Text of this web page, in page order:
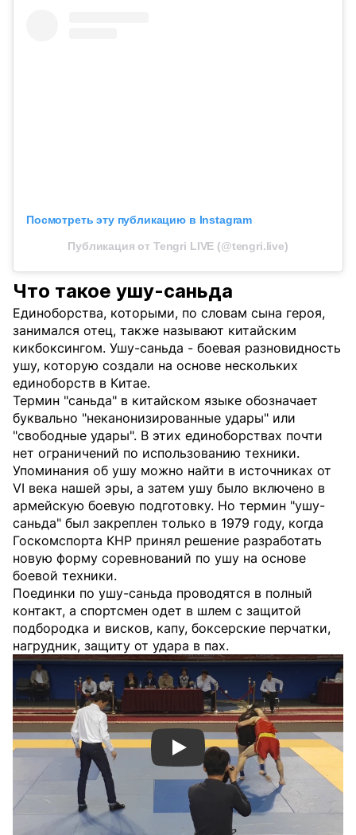
Посмотреть эту публикацию в Instagram
Публикация от Tengri LIVE (@tengri.live)
Что такое ушу-саньда
Единоборства, которыми, по словам сына героя,
занимался отец, также называют китайским
кикбоксингом. Ушу-саньда - боевая разновидность
ушу, которую создали на основе нескольких
единоборств в Китае.
Термин "саньда" в китайском языке обозначает
буквально "неканонизированные удары" или
"свободные удары". В этих единоборствах почти
нет ограничений по использованию техники.
Упоминания об ушу можно найти в источниках от
VI века нашей эры, а затем ушу было включено в
армейскую боевую подготовку. Но термин "ушу-
саньда" был закреплен только в 1979 году, когда
Госкомспорта КНР принял решение разработать
новую форму соревнований по ушу на основе
боевой техники.
Поединки по ушу-саньда проводятся в полный
контакт, а спортсмен одет в шлем с защитой
подбородка и висков, капу, боксерские перчатки,
нагрудник, защиту от удара в пах.
Смотреть видео YouTube